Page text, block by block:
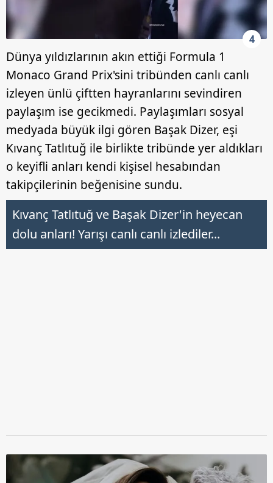
4
Dünya yıldızlarının akın ettiği Formula 1
Monaco Grand Prix'sini tribünden canlı canlı
izleyen ünlü çiftten hayranlarını sevindiren
paylaşım ise gecikmedi. Paylaşımları sosyal
medyada büyük ilgi gören Başak Dizer, eşi
Kıvanç Tatlıtuğ ile birlikte tribünde yer aldıkları
o keyifli anları kendi kişisel hesabından
takipçilerinin beğenisine sundu.
Kıvanç Tatlıtuğ ve Başak Dizer'in heyecan
dolu anları! Yarışı canlı canlı izlediler...